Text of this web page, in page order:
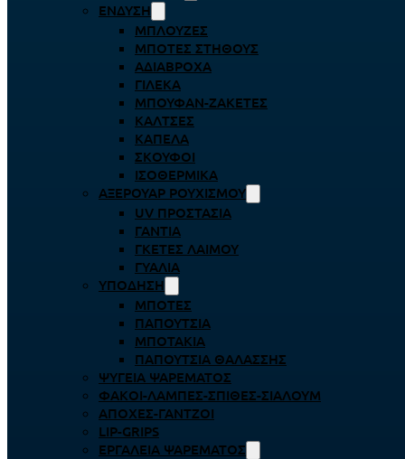
ΈΝΔΥΣΗ
ΜΠΛΟΎΖΕΣ
ΜΠΌΤΕΣ ΣΤΉΘΟΥΣ
ΑΔΙΆΒΡΟΧΑ
ΓΙΛΈΚΑ
ΜΠΟΥΦΆΝ-ΖΑΚΈΤΕΣ
ΚΆΛΤΣΕΣ
ΚΑΠΈΛΑ
ΣΚΟΎΦΟΙ
ΙΣΟΘΕΡΜΙΚΆ
ΑΞΕΡΟΥΆΡ ΡΟΥΧΙΣΜΟΎ
UV ΠΡΟΣΤΑΣΊΑ
ΓΆΝΤΙΑ
ΓΚΈΤΕΣ ΛΑΊΜΟΥ
ΓΥΑΛΙΆ
ΥΠΌΔΗΣΗ
ΜΠΌΤΕΣ
ΠΑΠΟΎΤΣΙΑ
ΜΠΟΤΆΚΙΑ
ΠΑΠΟΎΤΣΙΑ ΘΑΛΆΣΣΗΣ
ΨΥΓΕΊΑ ΨΑΡΈΜΑΤΟΣ
ΦΑΚΟΊ-ΛΆΜΠΕΣ-ΣΠΊΘΕΣ-ΣΊΑΛΟΥΜ
ΑΠΌΧΕΣ-ΓΆΝΤΖΟΙ
LIP-GRIPS
EΡΓΑΛΕΊΑ ΨΑΡΈΜΑΤΟΣ